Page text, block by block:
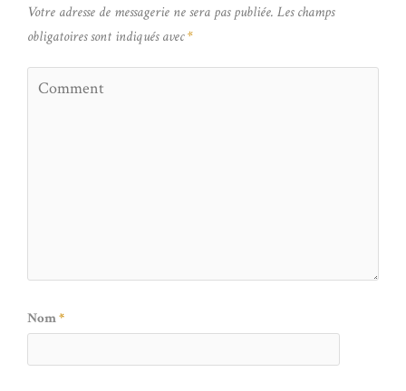
Votre adresse de messagerie ne sera pas publiée. Les champs
obligatoires sont indiqués avec*
Nom*